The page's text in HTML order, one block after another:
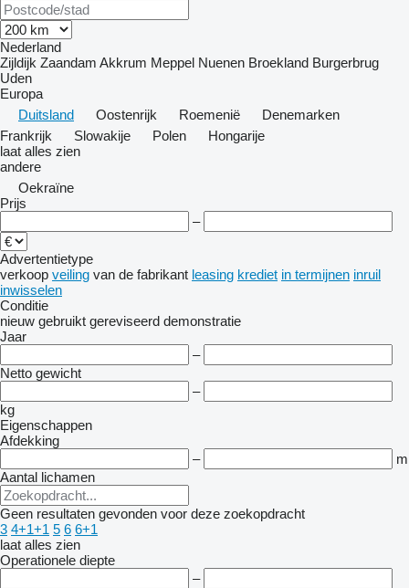
Nederland
Zijldijk Zaandam Akkrum Meppel Nuenen Broekland Burgerbrug
Uden
Europa
Duitsland
Oostenrijk Roemenië
Denemarken
Frankrijk
Slowakije Polen
Hongarije
laat alles zien
andere
Oekraïne
Prijs
–
Advertentietype
verkoop veiling van de fabrikant leasing krediet in termijnen inruil
inwisselen
Conditie
nieuw gebruikt gereviseerd demonstratie
Jaar
–
Netto gewicht
–
kg
Eigenschappen
Afdekking
–
m
Aantal lichamen
Geen resultaten gevonden voor deze zoekopdracht
3 4+1+1 5 6 6+1
laat alles zien
Operationele diepte
–